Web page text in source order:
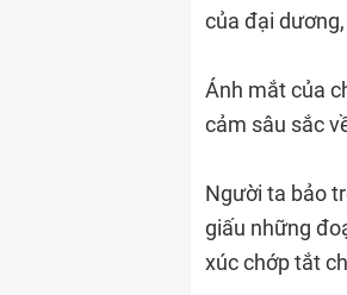
của đại
Ánh mắt của
cảm sâu sắc
Người ta bảo
giấu những
xúc chớp tắt